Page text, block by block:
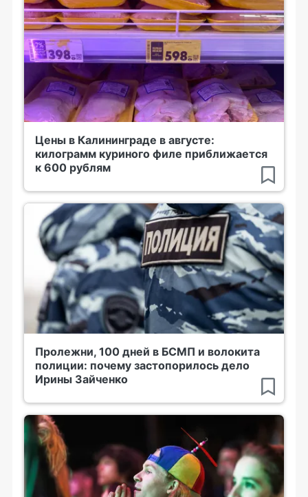
Цены в Калининграде в августе:
килограмм куриного филе приближается
к 600 рублям
Пролежни, 100 дней в БСМП и волокита
полиции: почему застопорилось дело
Ирины Зайченко